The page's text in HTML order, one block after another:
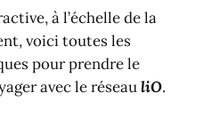
à l’échelle de la
voici toutes les
pour prendre le
avec le réseauliO.